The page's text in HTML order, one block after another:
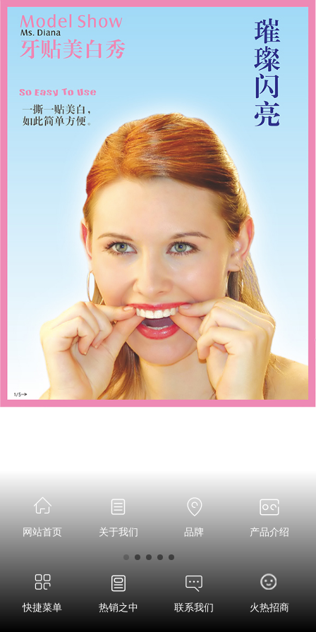
网站首页 关于我们 品牌 产品介绍
快捷菜单 热销之中 联系我们 火热招商